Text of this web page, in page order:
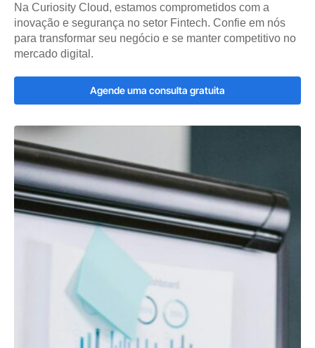
Na Curiosity Cloud, estamos comprometidos com a
inovação e segurança no setor Fintech. Confie em nós
para transformar seu negócio e se manter competitivo no
mercado digital.
Agende uma consulta gratuita